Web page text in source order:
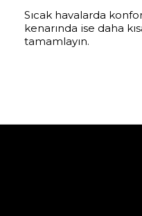
Sıcak havalarda
kenarında ise daha
tamamlayın.